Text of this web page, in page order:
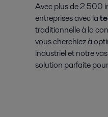
Avec plus de 2 500
entreprises avec la
traditionnelle à la
vous cherchiez à
industriel et notre
solution parfaite